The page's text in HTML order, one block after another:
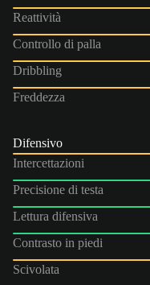
Reattività
Controllo di palla
Dribbling
Freddezza
Difensivo
Intercettazioni
Precisione di testa
Lettura difensiva
Contrasto in piedi
Scivolata